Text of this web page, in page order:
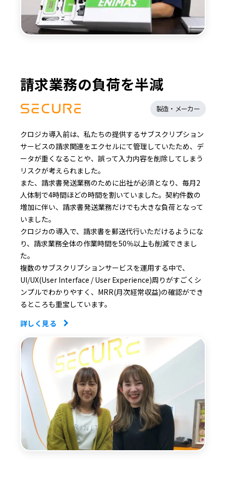
請求業務の負荷を半減
製造・メーカー
クロジカ導入前は、私たちの提供するサブスクリプション
サービスの請求関連をエクセルにて管理していたため、デ
ータが重くなることや、誤って入力内容を削除してしまう
リスクが考えられました。
また、請求書発送業務のために出社が必須となり、毎月2
人体制で4時間ほどの時間を割いていました。契約件数の
増加に伴い、請求書発送業務だけでも大きな負荷となって
いました。
クロジカの導入で、請求書を郵送代行いただけるようにな
り、請求業務全体の作業時間を50％以上も削減できまし
た。
複数のサブスクリプションサービスを運用する中で、
UI/UX(User Interface / User Experience)周りがすごくシ
ンプルでわかりやすく、MRR(月次経常収益)の確認ができ
るところも重宝しています。
詳しく見る